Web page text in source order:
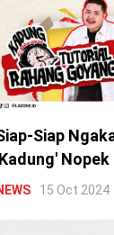
Siap
Nopek
15 Oct 2024